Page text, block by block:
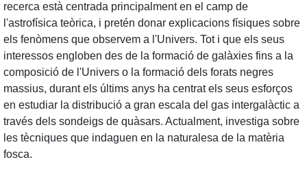
recerca està centrada principalment en el camp de
l'astrofísica teòrica, i pretén donar explicacions físiques sobre
els fenòmens que observem a l'Univers. Tot i que els seus
interessos engloben des de la formació de galàxies fins a la
composició de l'Univers o la formació dels forats negres
massius, durant els últims anys ha centrat els seus esforços
en estudiar la distribució a gran escala del gas intergalàctic a
través dels sondeigs de quàsars. Actualment, investiga sobre
les tècniques que indaguen en la naturalesa de la matèria
fosca.